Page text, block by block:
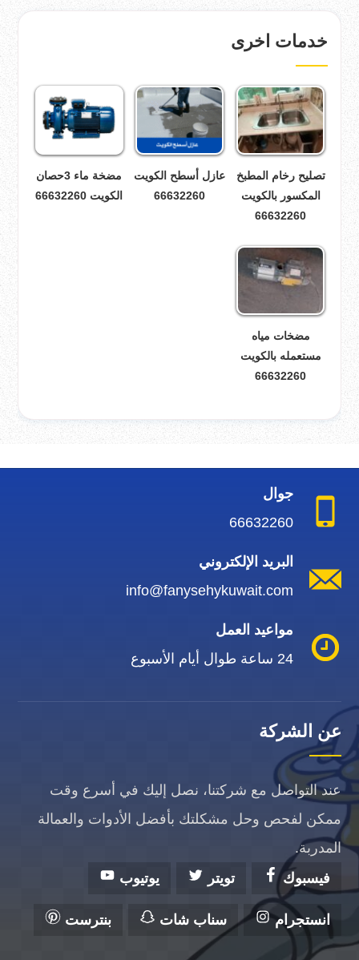
خدمات اخرى
تصليح رخام المطبخ
المكسور بالكويت
66632260
عازل أسطح الكويت
66632260
مضخة ماء 3حصان
الكويت 66632260
مضخات مياه
مستعمله بالكويت
66632260
جوال
66632260
البريد الإلكتروني
info@fanysehykuwait.com
مواعيد العمل
24 ساعة طوال أيام الأسبوع
عن الشركة
عند التواصل مع شركتنا، نصل إليك في أسرع وقت
ممكن لفحص وحل مشكلتك بأفضل الأدوات والعمالة
المدربة.
فيسبوك
تويتر يوتيوب
انستجرام سناب شات بنترست